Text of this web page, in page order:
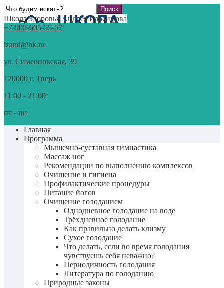
Школа Здоровья Андрея Изосимова
+7-905-605-55-57
izand@bk.ru
ул. Симеоновская, 39
170000 г. Тверь
11:00 - 21:00
пт - пн
Главная
Программа
Мышечно-суставная гимнастика
Массаж ног
Рекомендации по выполнению комплексов
Очищение и гигиена
Профилактические процедуры
Питание йогов
Очищение голоданием
Однодневное голодание на воде
Трёхдневное голодание
Как правильно делать клизму
Сухое голодание
Что делать, если во время голодания
чувствуешь себя неважно?
Периодичность голодания
Литература по голоданию
Природные законы